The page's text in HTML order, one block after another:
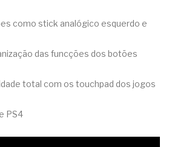
como stick analógico esquerdo e
das funcções dos botões
total com os touchpad dos jogos
PS4